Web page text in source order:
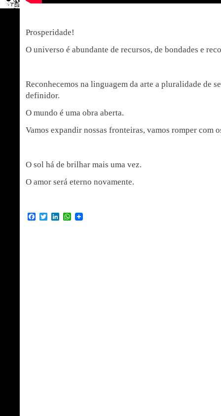
Prosperidade!
O universo é abundante de recursos, de bondades e
Reconhecemos na linguagem da arte a pluralidade de
definidor.
O mundo é uma obra aberta.
Vamos expandir nossas fronteiras, vamos romper com
O sol há de brilhar mais uma vez.
O amor será eterno novamente.
Facebook
TwitterLinkedInWhatsApp